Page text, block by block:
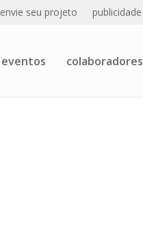
envie seu projeto publicidade
eventos colaboradores